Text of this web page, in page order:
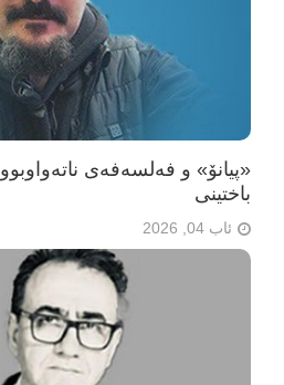
«پیانۆ» و فەلسەفەی
باختینی
ئاب 04, 2026